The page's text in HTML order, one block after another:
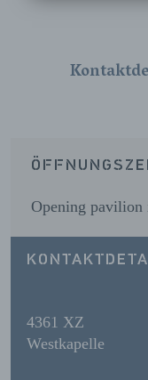
Opening
4361 XZ
Westkapelle